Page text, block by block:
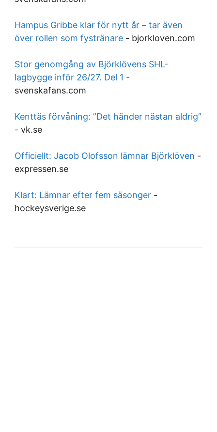
Hampus Gribbe klar för nytt år – tar även
över rollen som fystränare - bjorkloven.com
Stor genomgång av Björklövens SHL-
lagbygge inför 26/27. Del 1 -
svenskafans.com
Kenttäs förvåning: ”Det händer nästan aldrig”
- vk.se
Officiellt: Jacob Olofsson lämnar Björklöven -
expressen.se
Klart: Lämnar efter fem säsonger -
hockeysverige.se